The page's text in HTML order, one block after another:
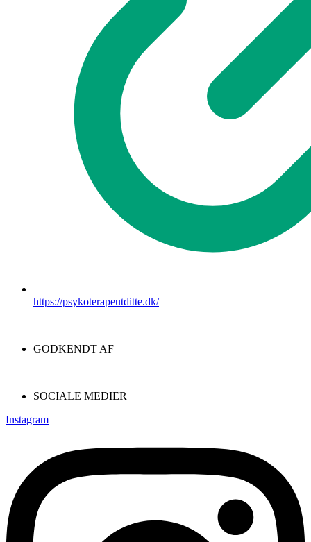
https://psykoterapeutditte.dk/
GODKENDT AF
SOCIALE MEDIER
Instagram